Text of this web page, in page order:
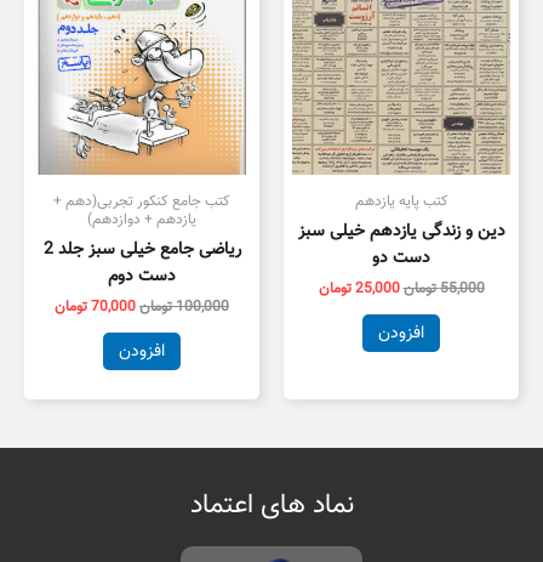
کتب پایه یازدهم
دین و زندگی یازدهم خیلی سبز
دست دو
55,000تومان25,000تومان
افزودن
کتب جامع کنکور تجربی(دهم +
یازدهم + دوازدهم)
ریاضی جامع خیلی سبز جلد 2
دست دوم
100,000تومان70,000تومان
افزودن
نماد های اعتماد